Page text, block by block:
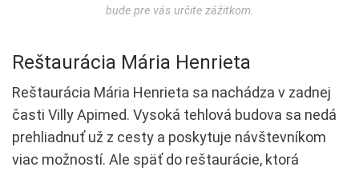
bude pre vás určite zážitkom.
Reštaurácia Mária Henrieta
Reštaurácia Mária Henrieta sa nachádza v zadnej
časti Villy Apimed. Vysoká tehlová budova sa nedá
prehliadnuť už z cesty a poskytuje návštevníkom
viac možností. Ale späť do reštaurácie, ktorá